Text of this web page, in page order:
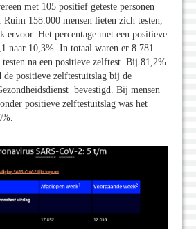
met 105 positief geteste personen
158.000 mensen lieten zich testen,
ervoor. Het percentage met een positieve
naar 10,3%. In totaal waren er 8.781
na een positieve zelftest. Bij 81,2%
de positieve zelftestuitslag bij de
bevestigd. Bij mensen
positieve zelftestuitslag was het